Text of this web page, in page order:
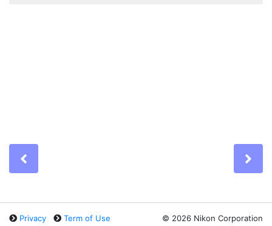
Privacy Term of Use © 2026 Nikon Corporation